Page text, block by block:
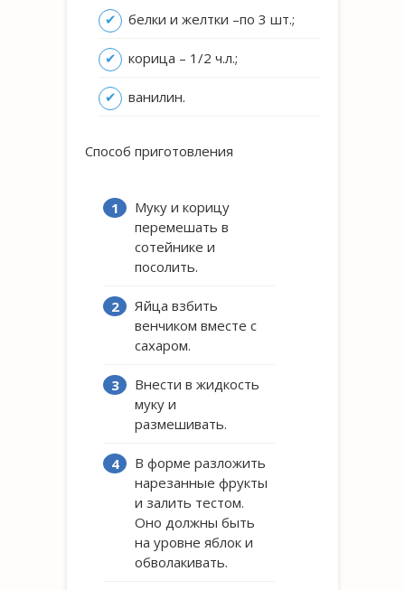
белки и желтки –по 3 шт.;
корица – 1/2 ч.л.;
ванилин.
Способ приготовления
Муку и корицу
перемешать в
сотейнике и
посолить.
Яйца взбить
венчиком вместе с
сахаром.
Внести в жидкость
муку и
размешивать.
В форме разложить
нарезанные фрукты
и залить тестом.
Оно должны быть
на уровне яблок и
обволакивать.